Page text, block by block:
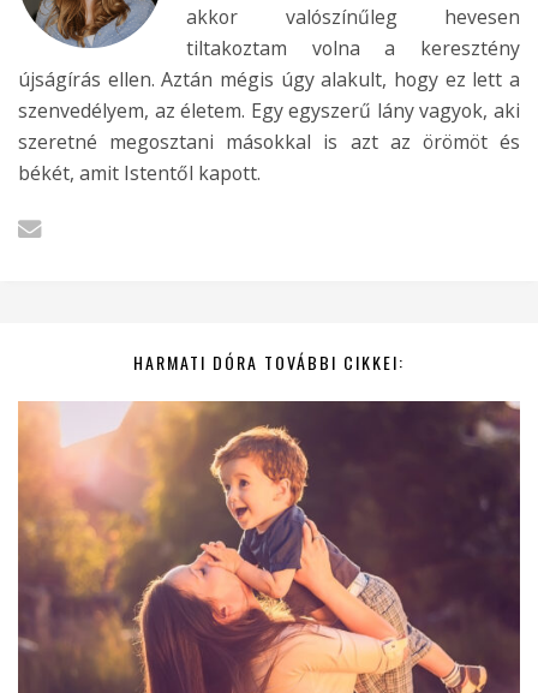
akkor valószínűleg hevesen
tiltakoztam volna a keresztény
újságírás ellen. Aztán mégis úgy alakult, hogy ez lett a
szenvedélyem, az életem. Egy egyszerű lány vagyok, aki
szeretné megosztani másokkal is azt az örömöt és
békét, amit Istentől kapott.
HARMATI DÓRA TOVÁBBI CIKKEI: